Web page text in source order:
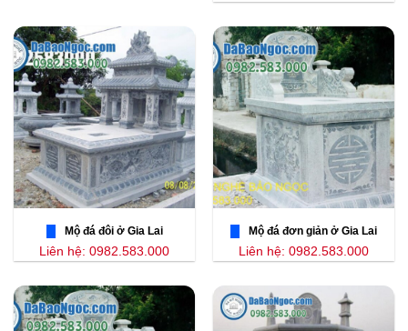
Mộ đá đôi ở Gia Lai
Liên hệ: 0982.583.000
Mộ đá đơn giản ở Gia Lai
Liên hệ: 0982.583.000